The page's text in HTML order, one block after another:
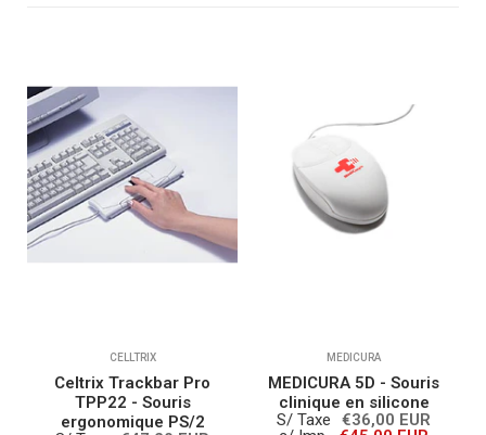
CELLTRIX
Celtrix Trackbar Pro
TPP22 - Souris
ergonomique PS/2
MEDICURA
MEDICURA 5D - Souris
clinique en silicone
S/ Taxe
€36,00 EUR